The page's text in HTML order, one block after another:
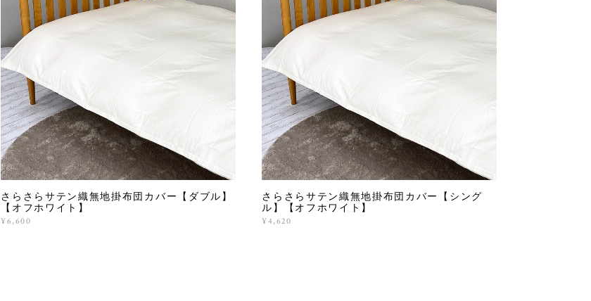
さらさらサテン織無地掛布団カバー【ダブル】
【オフホワイト】
¥6,600
さらさらサテン織無地掛布団カバー【シング
ル】【オフホワイト】
¥4,620